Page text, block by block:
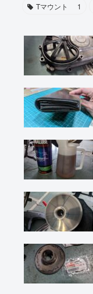
Tマウント
1